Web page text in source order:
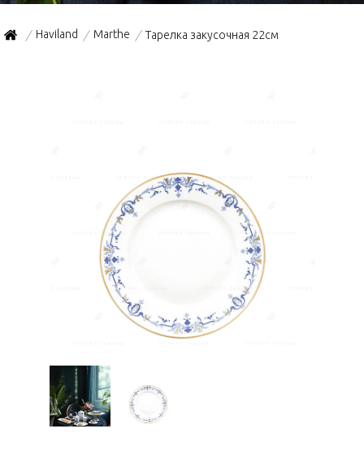
/ Haviland / Marthe / Тарелка закусочная 22см